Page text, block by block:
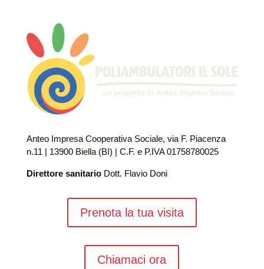
Anteo Impresa Cooperativa Sociale, via F. Piacenza
n.11 | 13900 Biella (BI) | C.F. e P.IVA 01758780025
Direttore sanitario Dott. Flavio Doni
Prenota la tua visita
Chiamaci ora